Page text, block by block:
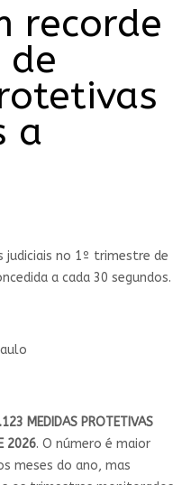
recorde
de
a
judiciais no 1º trimestre de
a cada 30 segundos.
MEDIDAS PROTETIVAS
2026. O número é maior
meses do ano, mas